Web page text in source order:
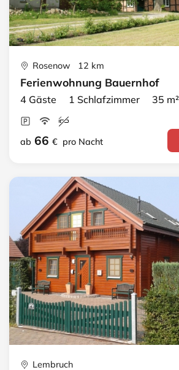
Rosenow 12 km
Ferienwohnung Bauernhof
4 Gäste 1 Schlafzimmer 35 m²
ab 66 € pro Nacht
Lembruch